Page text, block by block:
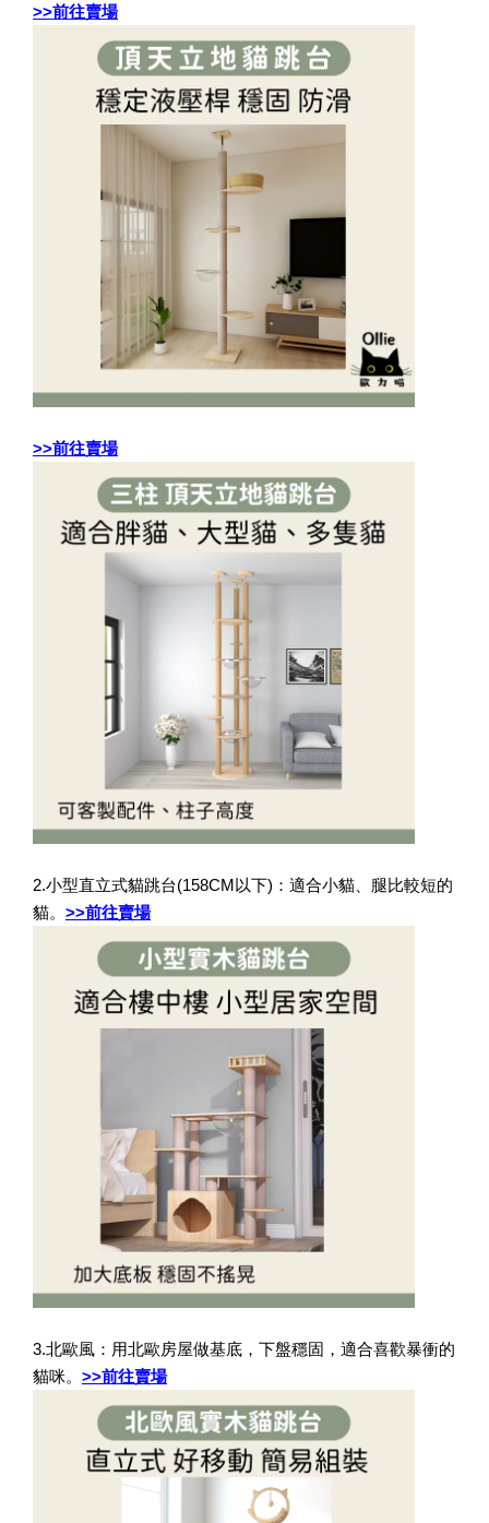
>>前往賣場
>>前往賣場
2.小型直立式貓跳台(158CM以下)：適合小貓、腿比較短的
貓。 >>前往賣場
3.北歐風：用北歐房屋做基底，下盤穩固，適合喜歡暴衝的
貓咪。 >>前往賣場